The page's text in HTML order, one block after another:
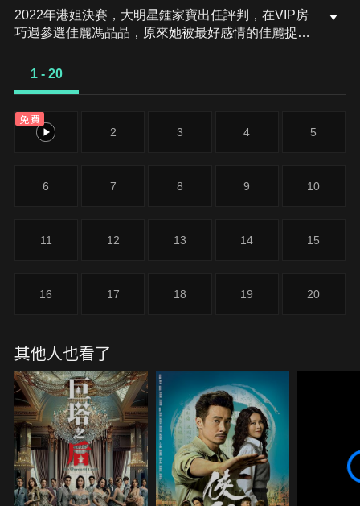
2022年港姐決賽，大明星鍾家寶出任評判，在VIP房
巧遇參選佳麗馮晶晶，原來她被最好感情的佳麗捉
回到03年4月1日……當天家寶收到好友李靜兒通知，
馬老師牽手進出名店，及後乘小巴回家時，驚悉哥哥
墮樓離世。家寶更遭家琪與繼母曾惠芳誣衊做援交，
1 - 20
免費
1 2 3 4 5
6 7 8 9 10
11 12 13 14 15
16 17 18 19 20
其他人也看了